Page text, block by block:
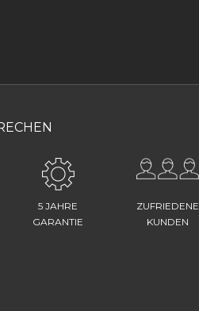
5 JAHRE
GARANTIE
ZUFRIEDENE
KUNDEN